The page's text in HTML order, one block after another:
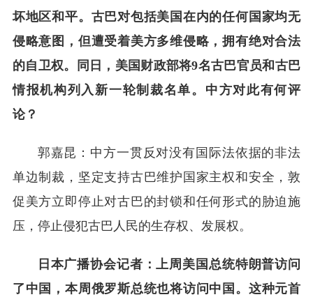
坏地区和平。古巴对包括美国在内的任何国家均无
侵略意图，但遭受着美方多维侵略，拥有绝对合法
的自卫权。同日，美国财政部将9名古巴官员和古巴
情报机构列入新一轮制裁名单。中方对此有何评
论？
郭嘉昆：中方一贯反对没有国际法依据的非法
单边制裁，坚定支持古巴维护国家主权和安全，敦
促美方立即停止对古巴的封锁和任何形式的胁迫施
压，停止侵犯古巴人民的生存权、发展权。
日本广播协会记者：上周美国总统特朗普访问
了中国，本周俄罗斯总统也将访问中国。这种元首